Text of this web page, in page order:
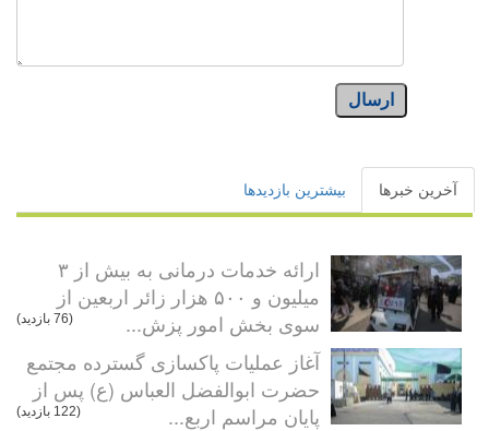
ارسال
آخرین خبرها بیشترین بازدیدها
ارائه خدمات درمانی به بیش از ۳
میلیون و ۵۰۰ هزار زائر اربعین از
سوی بخش امور پزش...
(76 بازدید)
آغاز عملیات پاکسازی گسترده مجتمع
حضرت ابوالفضل العباس (ع) پس از
پایان مراسم اربع...
(122 بازدید)